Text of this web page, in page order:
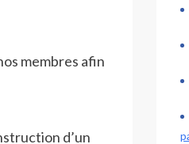
membres afin
d’un